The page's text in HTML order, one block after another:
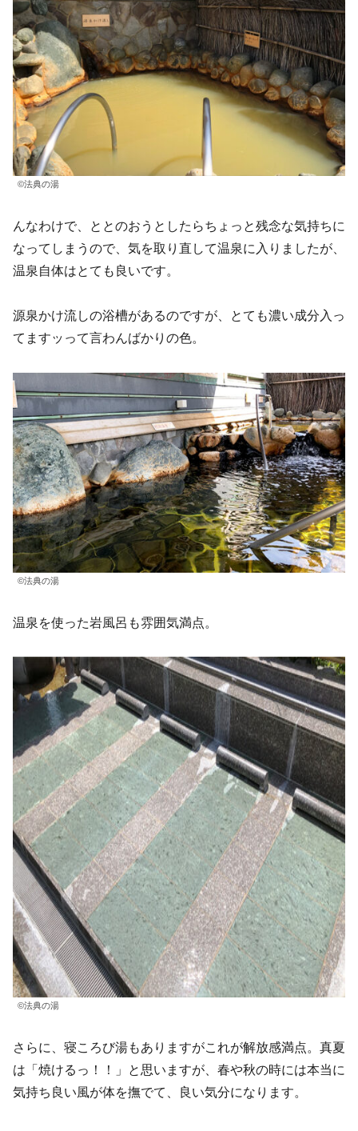
©法典の湯
んなわけで、ととのおうとしたらちょっと残念な気持ちに
なってしまうので、気を取り直して温泉に入りましたが、
温泉自体はとても良いです。
源泉かけ流しの浴槽があるのですが、とても濃い成分入っ
てますッって言わんばかりの色。
©法典の湯
温泉を使った岩風呂も雰囲気満点。
©法典の湯
さらに、寝ころび湯もありますがこれが解放感満点。真夏
は「焼けるっ！！」と思いますが、春や秋の時には本当に
気持ち良い風が体を撫でて、良い気分になります。